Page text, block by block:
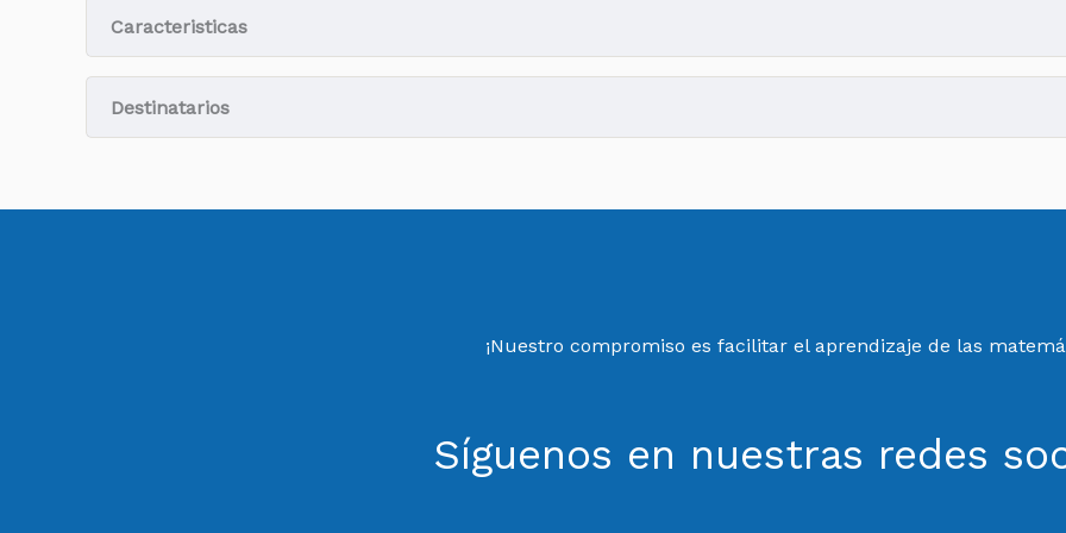
Caracteristicas
Destinatarios
¡Nuestro compromiso es facilitar el aprendizaje de las
Síguenos en nuestras redes